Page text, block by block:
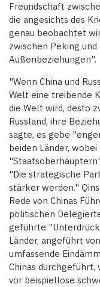
Freundschaft
die angesichts des
genau beobachtet
zwischen Peking
Außenbeziehungen".
"Wenn China und
Welt eine treibende
die Welt wird, desto
Russland, ihre
sagte, es gebe
beiden Länder,
"Die strategische
stärker werden."
Rede von Chinas
politischen
geführte
Länder, angeführt
umfassende
Chinas durchgeführt,
vor beispiellose